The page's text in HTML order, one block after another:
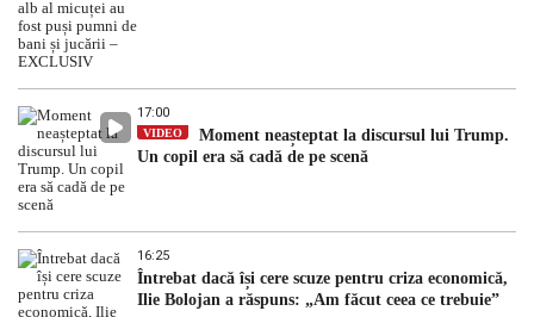
17:00
VIDEO
Moment neașteptat la discursul lui Trump.
Un copil era să cadă de pe scenă
16:25
Întrebat dacă își cere scuze pentru criza economică,
Ilie Bolojan a răspuns: „Am făcut ceea ce trebuie”